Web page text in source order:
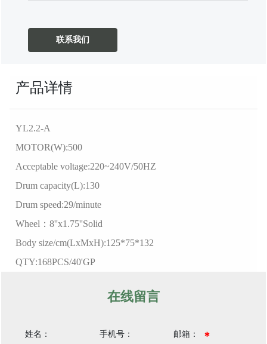
联系我们
产品详情
YL2.2-A
MOTOR(W):500
Acceptable voltage:220~240V/50HZ
Drum capacity(L):130
Drum speed:29/minute
Wheel：8''x1.75''Solid
Body size/cm(LxMxH):125*75*132
QTY:168PCS/40'GP
在线留言
姓名： 手机号： 邮箱：